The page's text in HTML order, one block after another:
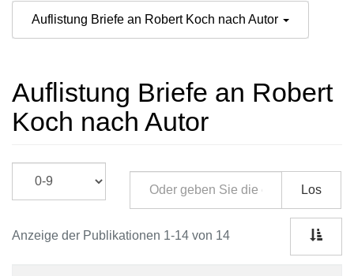
Auflistung Briefe an Robert Koch nach Autor
Auflistung Briefe an Robert
Koch nach Autor
Los
Anzeige der Publikationen 1-14 von 14